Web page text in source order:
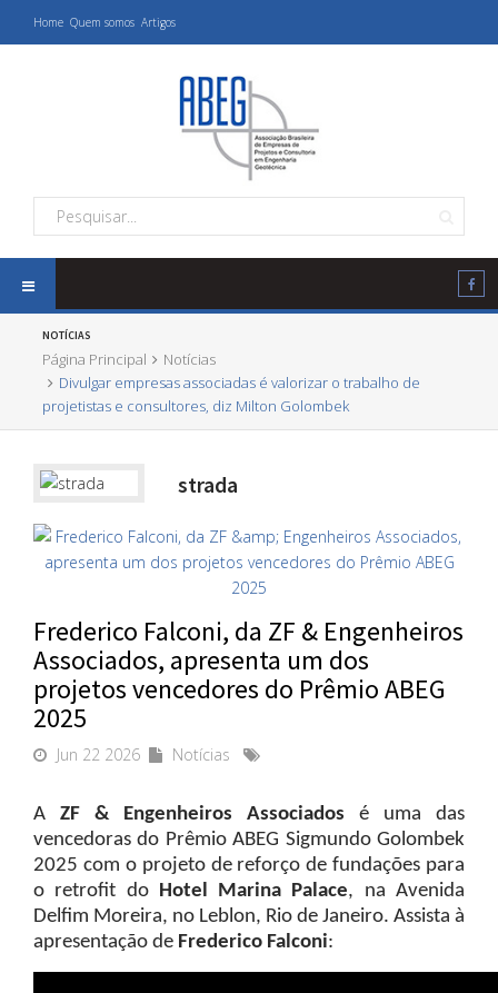
Home Quem somos Artigos
NOTÍCIAS
Página Principal
Notícias
Divulgar empresas associadas é valorizar o trabalho de
projetistas e consultores, diz Milton Golombek
strada
Frederico Falconi, da ZF & Engenheiros
Associados, apresenta um dos
projetos vencedores do Prêmio ABEG
2025
Jun 22 2026 Notícias
A ZF & Engenheiros Associados é uma das
vencedoras do Prêmio ABEG Sigmundo Golombek
2025 com o projeto de reforço de fundações para
o retrofit do Hotel Marina Palace, na Avenida
Delfim Moreira, no Leblon, Rio de Janeiro. Assista à
apresentação de Frederico Falconi: